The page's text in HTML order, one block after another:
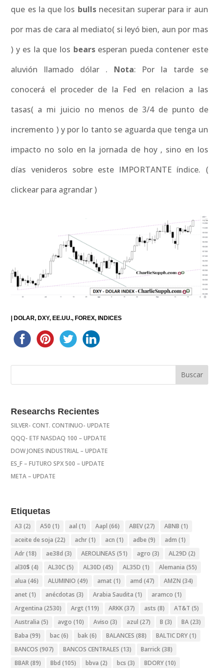
que es la que los bullsnecesitan superar para ir aun
por mas de cara al mediato( si leyó bien, aun por mas
) y es la que los bearsesperan pueda contener este
aluvión llamado dólar . Nota: Por la tarde se
conocerá el proceder de la Fed en relacion a las
tasas( a mi juicio no menos de 3/4 de punto de
incremento ) y por lo tanto se aguarda que tenga un
impacto no solo en la jornada de hoy , sino en los
días venideros sobre este IMPORTANTE índice. (
clickear para agrandar )
|DOLAR DXY EE.UU. FOREX INDICES
Researchs Recientes
SILVER- CONT. CONTINUO- UPDATE
QQQ- ETF NASDAQ 100 – UPDATE
DOW JONES INDUSTRIAL – UPDATE
ES_F – FUTURO SPX 500 – UPDATE
META – UPDATE
Etiquetas
A3 (2) A50 (1) aal (1) Aapl (66) ABEV(27) ABNB (1)
aceite de soja (22) achr(1) acn (1) adbe (9) adm (1)
Adr(18) ae38d (3) AEROLINEAS (51) agro (3) AL29D (2)
al30$ (4) AL30C(5) AL30D (45) AL35D (1) Alemania (55)
alua (46) ALUMINIO (49) amat (1) amd (47) AMZN (34)
anet (1) anécdotas (3) Arabia Saudita (1) aramco (1)
Argentina (2530) Argt (119) ARKK(37) asts (8) AT&T (5)
Australia (5) avgo (10) Aviso (3) azul (27) B (3) BA(23)
Baba (99) bac(6) bak(6) BALANCES (88) BALTIC DRY(1)
BANCOS (907) BANCOS CENTRALES (13) Barrick(38)
BBAR(89) Bbd (105) bbva (2) bcs (3) BDORY(10)